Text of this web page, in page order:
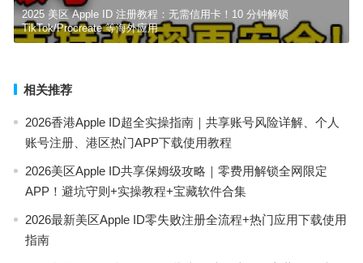
2025 美区 Apple ID 注册教程：无需信用卡！10 分钟解锁
TikTok/Procreate 等海外应用
相关推荐
2026香港Apple ID超全实操指南｜共享账号风险详解、个人
账号注册、港区热门APP下载使用教程
2026美区Apple ID共享保姆级攻略｜零费用解锁全网限定
APP！避坑守则+实操教程+宝藏软件合集
2026最新美区Apple ID零失败注册全流程+热门应用下载使用
指南